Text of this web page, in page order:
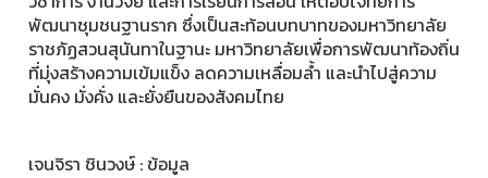
พัฒนาชุมชนฐานราก ซึ่งเป็นสะท้อนบทบาทของมหาวิทยาลัย
ราชภัฏสวนสุนันทาในฐานะ มหาวิทยาลัยเพื่อการพัฒนาท้องถิ่น
ที่มุ่งสร้างความเข้มแข็ง ลดความเหลื่อมล้ำ และนำไปสู่ความ
มั่นคง มั่งคั่ง และยั่งยืนของสังคมไทย
เจนจิรา ชินวงษ์ : ข้อมูล